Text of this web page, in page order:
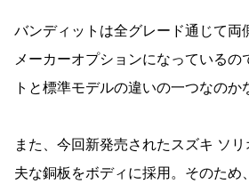
バンディットは全グレード通じて両
メーカーオプションになっているの
トと標準モデルの違いの一つなのか
また、今回新発売されたスズキ ソ
夫な銅板をボディに採用。そのため